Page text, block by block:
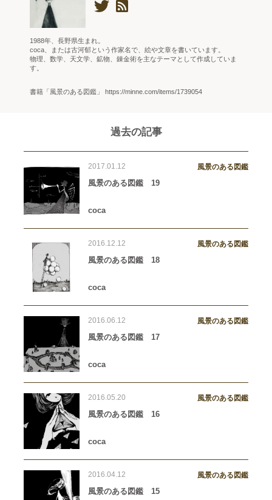
1988年、長野県生まれ。
coca、または古河郁という作家名で、絵や文章を書いています。
物理、数学、天文学、鉱物、錬金術を主なテーマとして作成していま
す。
書籍「風景のある図鑑」 https://minne.com/items/1739054
過去の記事
2017.01.12 風景のある図鑑
風景のある図鑑 19
coca
2016.12.12 風景のある図鑑
風景のある図鑑 18
coca
2016.06.12 風景のある図鑑
風景のある図鑑 17
coca
2016.05.20 風景のある図鑑
風景のある図鑑 16
coca
2016.04.12 風景のある図鑑
風景のある図鑑 15